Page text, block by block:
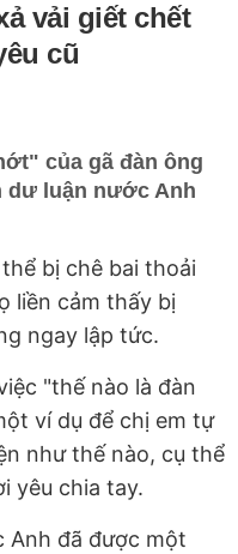
vải giết chết
cũ
của gã đàn ông
dư luận nước Anh
bị chê bai thoải
liền cảm thấy bị
ngay lập tức.
"thế nào là đàn
ví dụ để chị em tự
như thế nào, cụ thể
yêu chia tay.
Anh đã được một